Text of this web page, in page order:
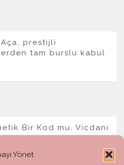
Yönet
prestijli
tam burslu kabul
Bir Kod mu, Vicdani
mi?